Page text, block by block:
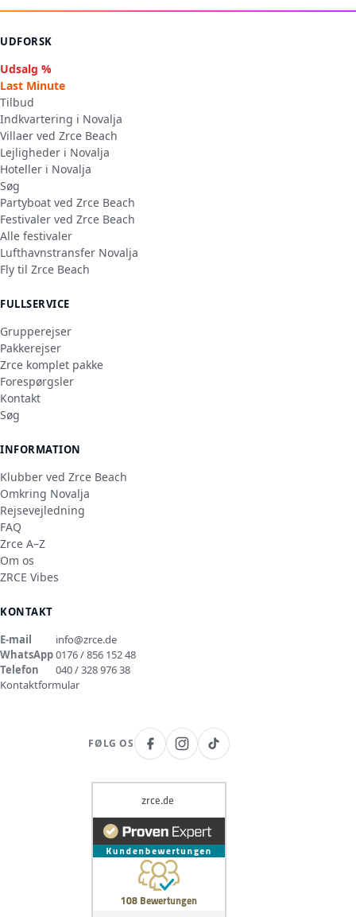
UDFORSK
Udsalg %
Last Minute
Tilbud
Indkvartering i Novalja
Villaer ved Zrce Beach
Lejligheder i Novalja
Hoteller i Novalja
Søg
Partyboat ved Zrce Beach
Festivaler ved Zrce Beach
Alle festivaler
Lufthavnstransfer Novalja
Fly til Zrce Beach
FULLSERVICE
Grupperejser
Pakkerejser
Zrce komplet pakke
Forespørgsler
Kontakt
Søg
INFORMATION
Klubber ved Zrce Beach
Omkring Novalja
Rejsevejledning
FAQ
Zrce A–Z
Om os
ZRCE Vibes
KONTAKT
E-mail
info@zrce.de
WhatsApp0176 / 856 152 48
Telefon
040 / 328 976 38
Kontaktformular
FØLG OS